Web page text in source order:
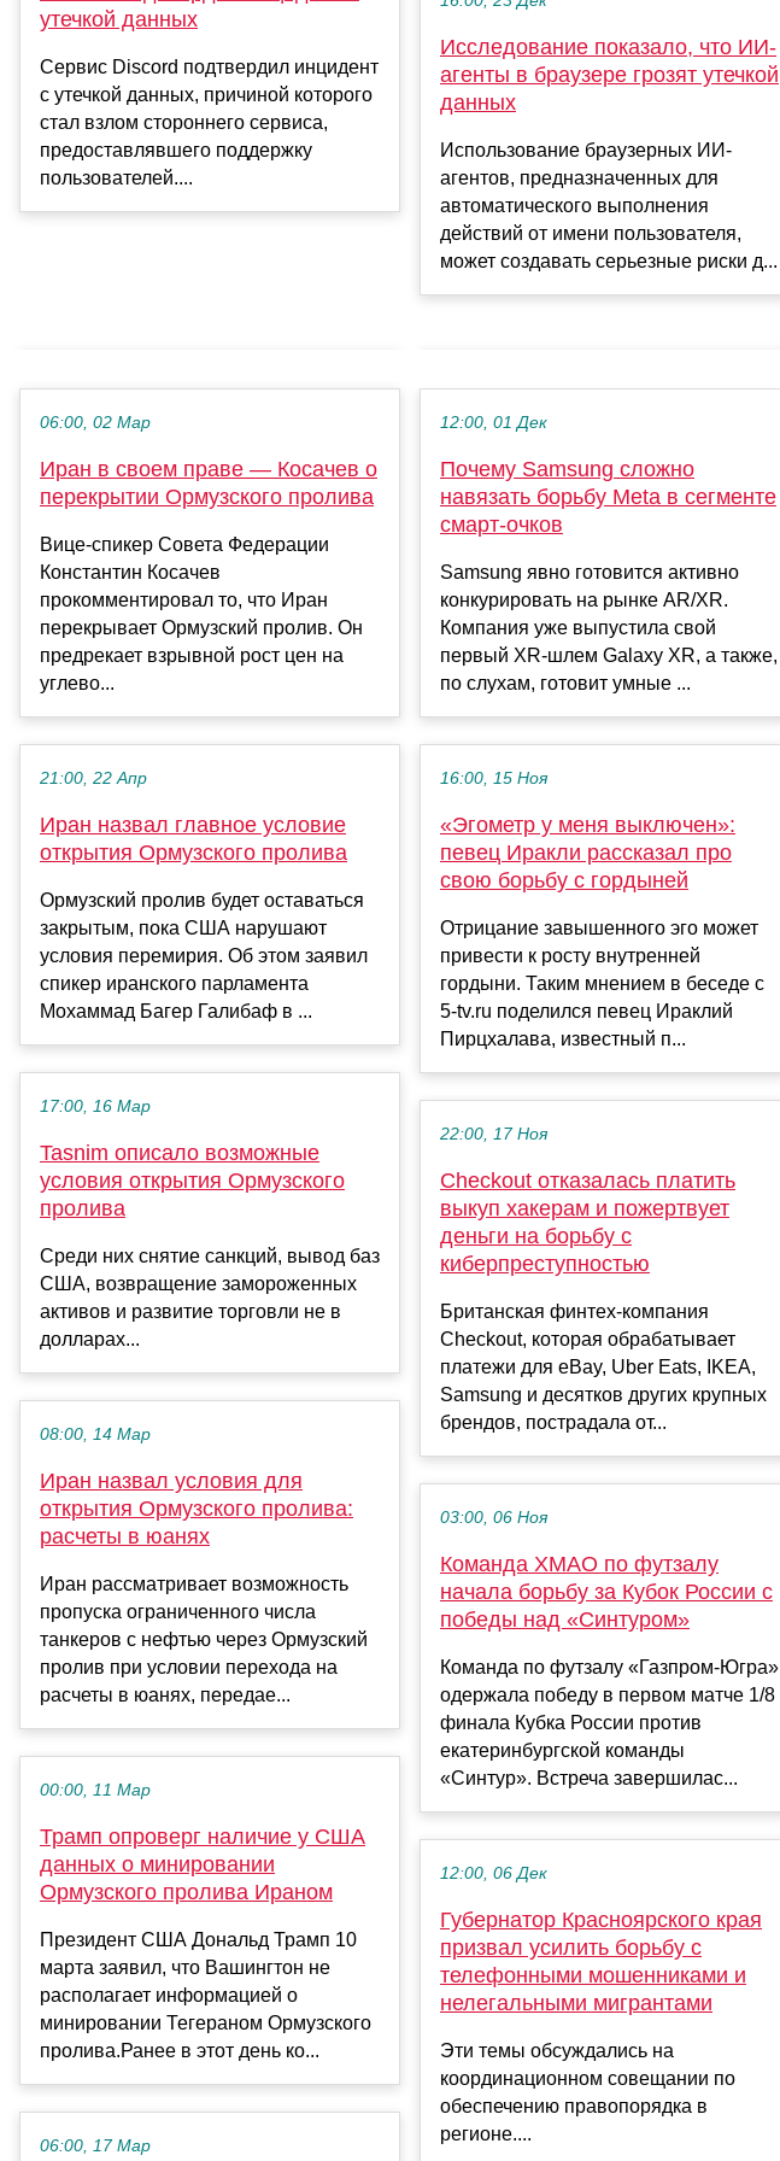
утечкой данных
Сервис Discord подтвердил инцидент
с утечкой данных, причиной которого
стал взлом стороннего сервиса,
предоставлявшего поддержку
пользователей....
Исследование показало, что ИИ-
агенты в браузере грозят утечкой
данных
Использование браузерных ИИ-
агентов, предназначенных для
автоматического выполнения
действий от имени пользователя,
может создавать серьезные риски д...
06:00, 02 Мар
Иран в своем праве — Косачев о
перекрытии Ормузского пролива
Вице-спикер Совета Федерации
Константин Косачев
прокомментировал то, что Иран
перекрывает Ормузский пролив. Он
предрекает взрывной рост цен на
углево...
21:00, 22 Апр
Иран назвал главное условие
открытия Ормузского пролива
Ормузский пролив будет оставаться
закрытым, пока США нарушают
условия перемирия. Об этом заявил
спикер иранского парламента
Мохаммад Багер Галибаф в ...
17:00, 16 Мар
Tasnim описало возможные
условия открытия Ормузского
пролива
Среди них снятие санкций, вывод баз
США, возвращение замороженных
активов и развитие торговли не в
долларах...
08:00, 14 Мар
Иран назвал условия для
открытия Ормузского пролива:
расчеты в юанях
Иран рассматривает возможность
пропуска ограниченного числа
танкеров с нефтью через Ормузский
пролив при условии перехода на
расчеты в юанях, передае...
00:00, 11 Мар
Трамп опроверг наличие у США
данных о минировании
Ормузского пролива Ираном
Президент США Дональд Трамп 10
марта заявил, что Вашингтон не
располагает информацией о
минировании Тегераном Ормузского
пролива.Ранее в этот день ко...
06:00, 17 Мар
12:00, 01 Дек
Почему Samsung сложно
навязать борьбу Meta в сегменте
смарт-очков
Samsung явно готовится активно
конкурировать на рынке AR/XR.
Компания уже выпустила свой
первый XR-шлем Galaxy XR, а также,
по слухам, готовит умные ...
16:00, 15 Ноя
«Эгометр у меня выключен»:
певец Иракли рассказал про
свою борьбу с гордыней
Отрицание завышенного эго может
привести к росту внутренней
гордыни. Таким мнением в беседе с
5-tv.ru поделился певец Ираклий
Пирцхалава, известный п...
22:00, 17 Ноя
Checkout отказалась платить
выкуп хакерам и пожертвует
деньги на борьбу с
киберпреступностью
Британская финтех-компания
Checkout, которая обрабатывает
платежи для eBay, Uber Eats, IKEA,
Samsung и десятков других крупных
брендов, пострадала от...
03:00, 06 Ноя
Команда ХМАО по футзалу
начала борьбу за Кубок России с
победы над «Синтуром»
Команда по футзалу «Газпром-Югра»
одержала победу в первом матче 1/8
финала Кубка России против
екатеринбургской команды
«Синтур». Встреча завершилас...
12:00, 06 Дек
Губернатор Красноярского края
призвал усилить борьбу с
телефонными мошенниками и
нелегальными мигрантами
Эти темы обсуждались на
координационном совещании по
обеспечению правопорядка в
регионе....